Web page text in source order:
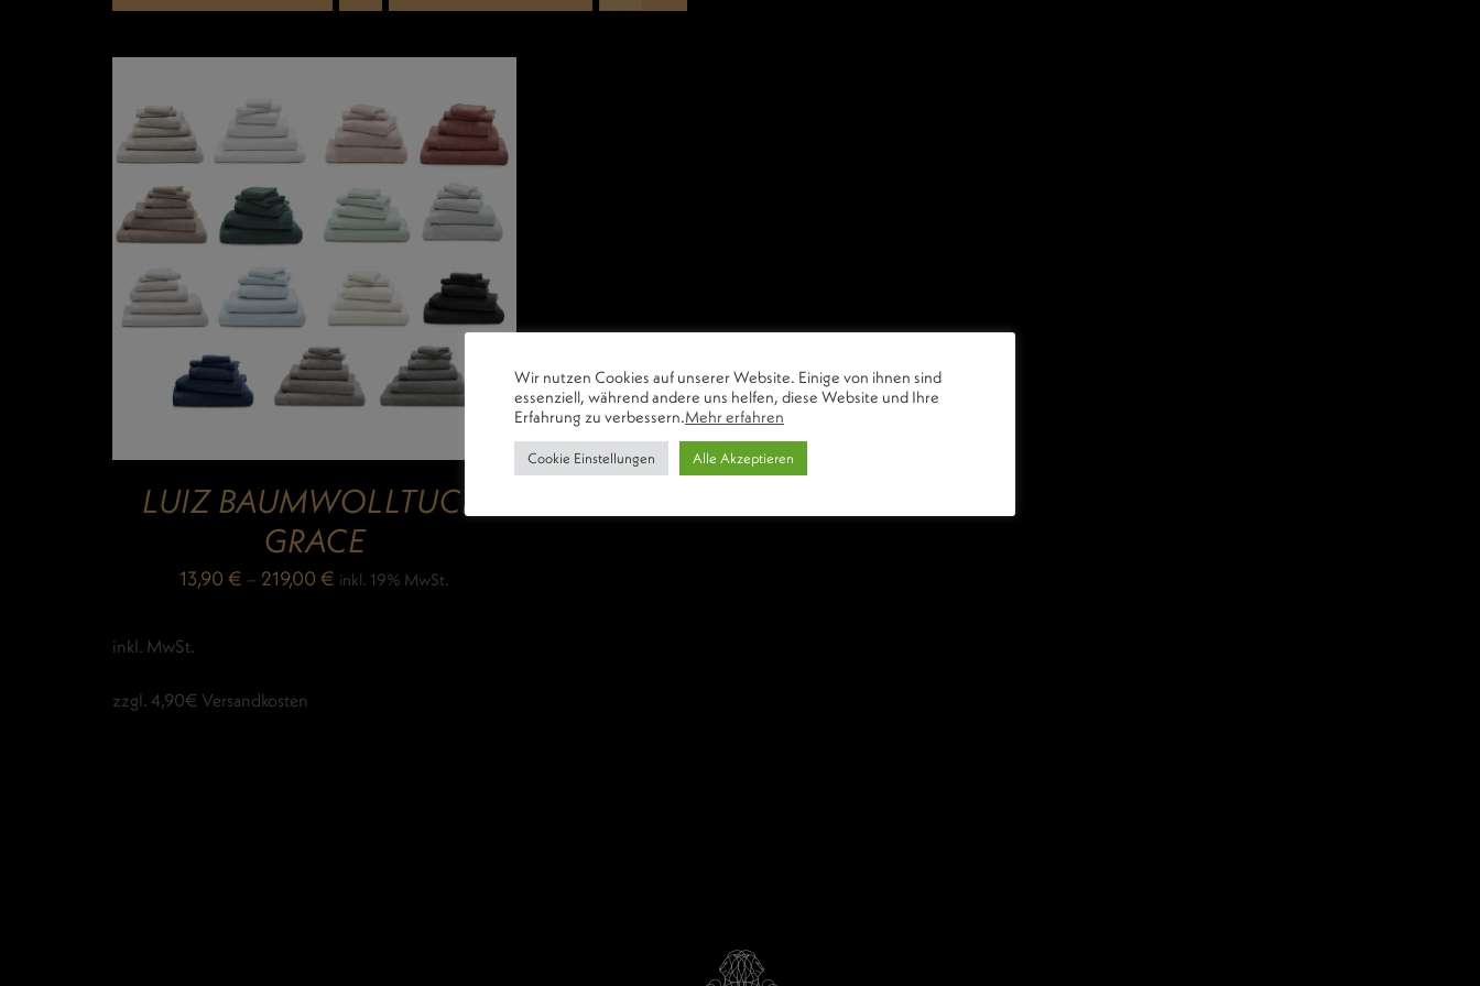
LUIZ BAUMWOLLTUCH
GRACE
13,90 € – 219,00 € inkl. 19% MwSt.
inkl. MwSt.
zzgl. 4,90€ Versandkosten
Wir nutzen Cookies auf unserer Website. Einige von ihnen sind
essenziell, während andere uns helfen, diese Website und Ihre
Erfahrung zu verbessern.Mehr erfahren
Cookie Einstellungen Alle Akzeptieren